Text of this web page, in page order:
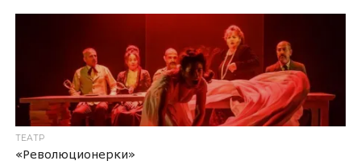
ТЕАТР
«Революционерки»